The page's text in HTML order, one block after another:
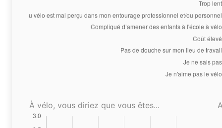
À vélo, vous diriez que vous êtes...